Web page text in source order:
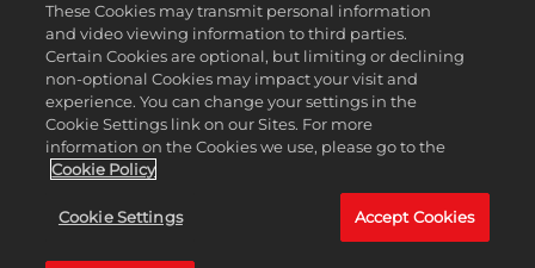
©2026 Take-Two Interactive Software Inc. Édité par 2K Games.
Développé par Hangar 13. Mafia, Take-Two Interactive Software, 2K,
Hangar 13 et leurs logos respectifs sont des marques commerciales
de Take-Two Interactive Software, Inc. Toutes les autres marques et
marques commerciales appartiennent à leurs propriétaires
respectifs. Tous droits réservés.
These Cookies may transmit personal information
and video viewing information to third parties.
Certain Cookies are optional, but limiting or declining
non-optional Cookies may impact your visit and
experience. You can change your settings in the
Cookie Settings link on our Sites. For more
information on the Cookies we use, please go to the
Cookie Policy
Cookie Settings Accept Cookies